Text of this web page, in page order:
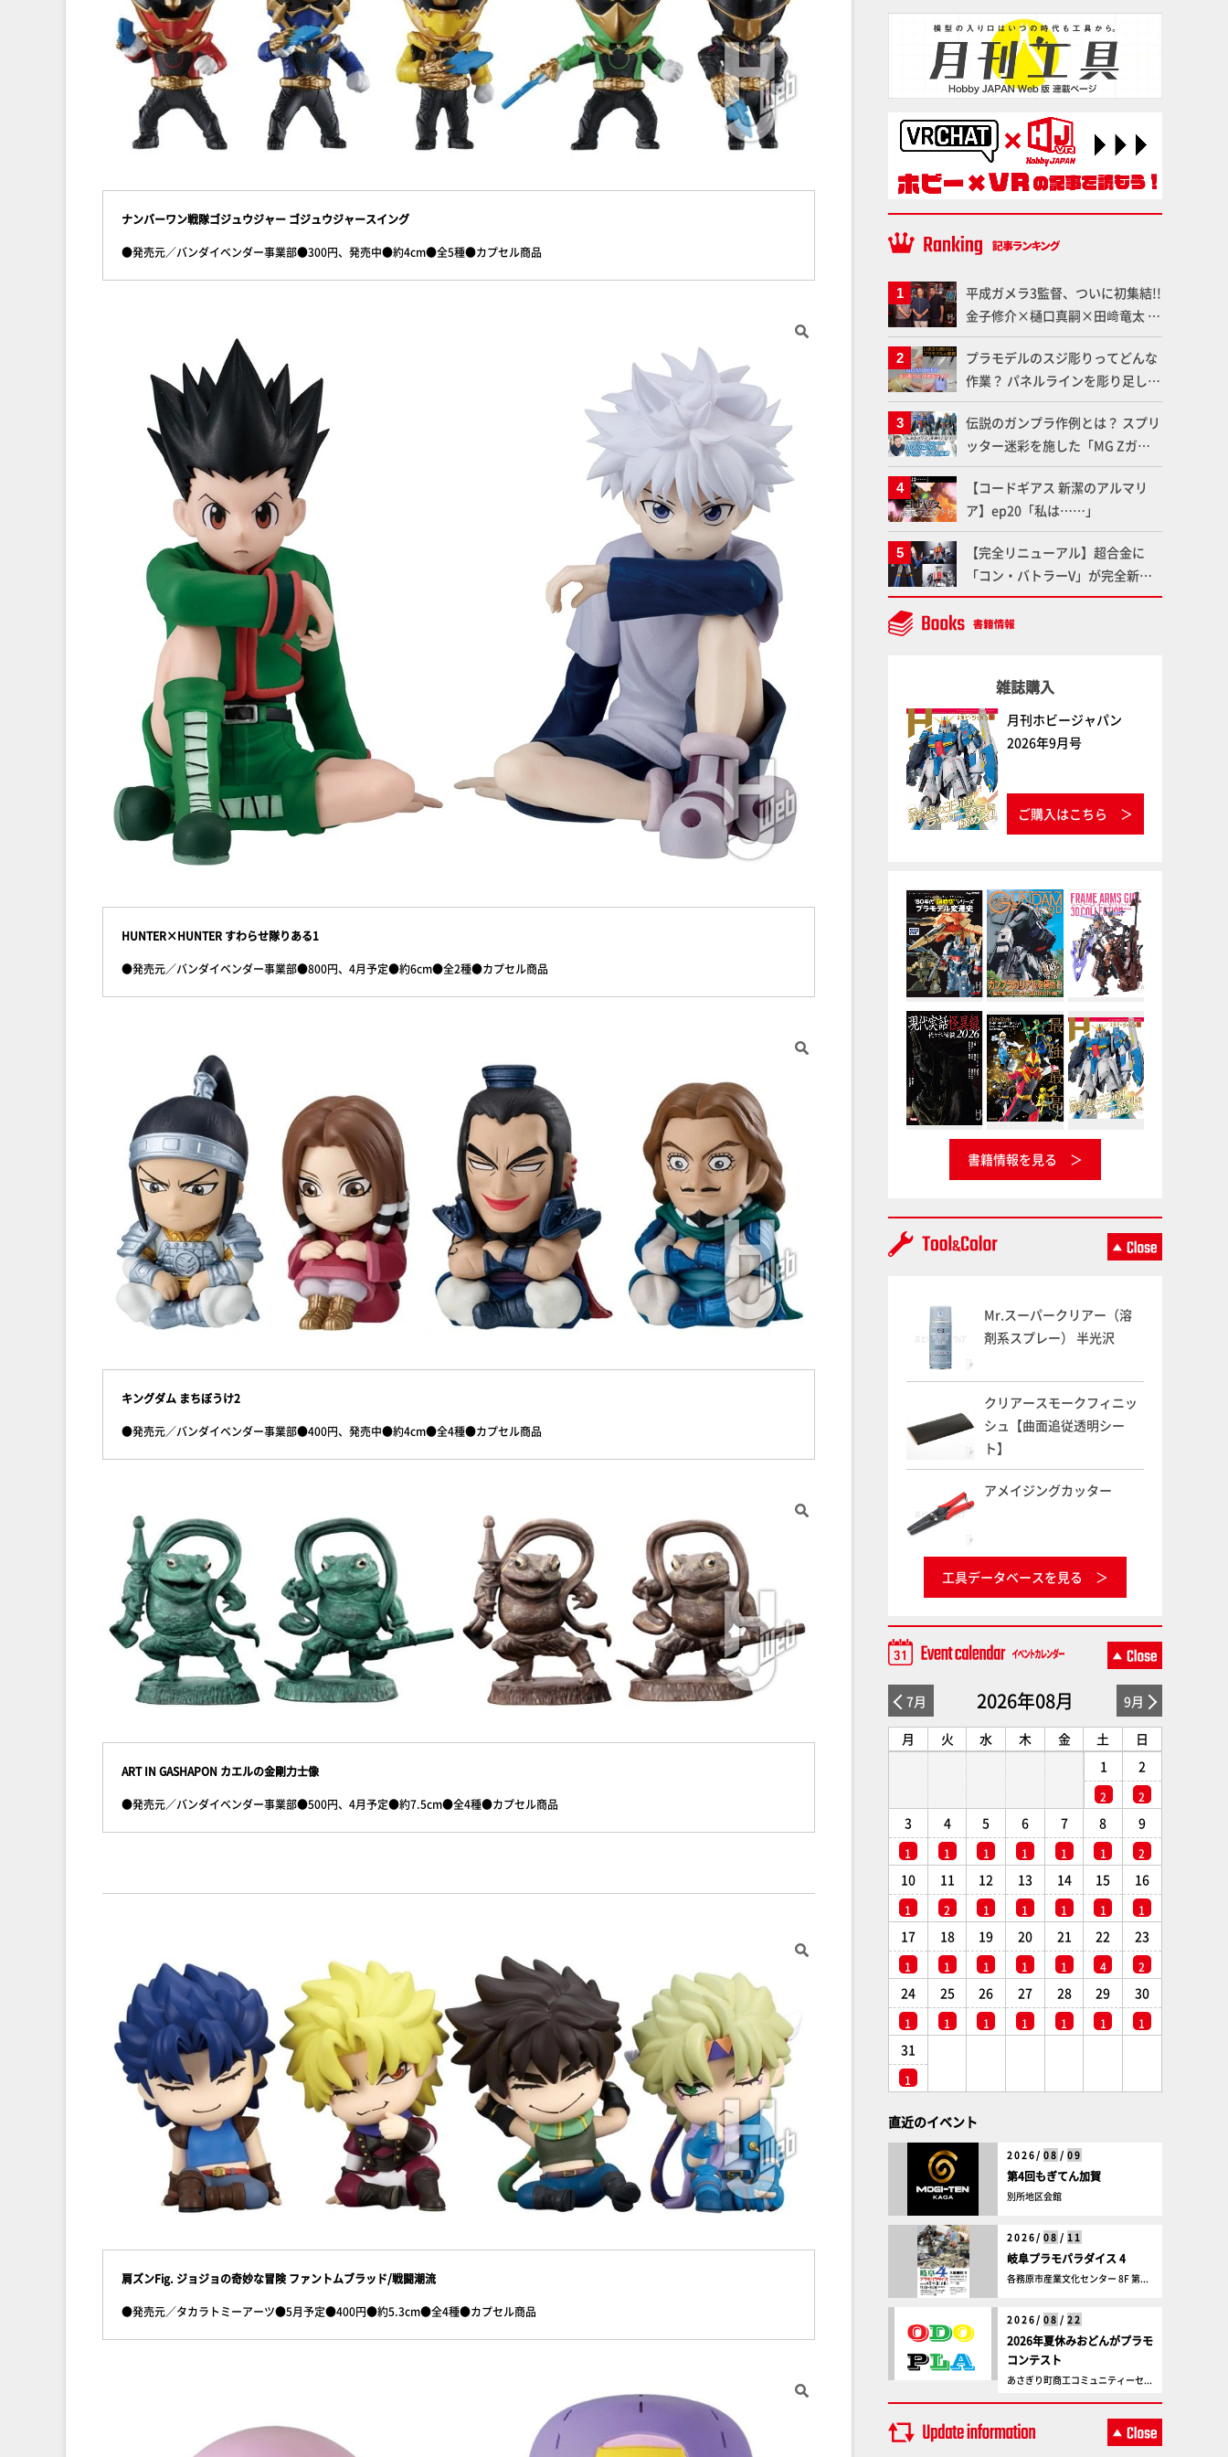
ナンバーワン戦隊ゴジュウジャー ゴジュウジャースイング
●発売元／バンダイベンダー事業部●300円、発売中●約4cm●全5種●カプセル商品
HUNTER×HUNTER すわらせ隊りある1
●発売元／バンダイベンダー事業部●800円、4月予定●約6cm●全2種●カプセル商品
キングダム まちぼうけ2
●発売元／バンダイベンダー事業部●400円、発売中●約4cm●全4種●カプセル商品
ART IN GASHAPON カエルの金剛力士像
●発売元／バンダイベンダー事業部●500円、4月予定●約7.5cm●全4種●カプセル商品
肩ズンFig. ジョジョの奇妙な冒険 ファントムブラッド/戦闘潮流
●発売元／タカラトミーアーツ●5月予定●400円●約5.3cm●全4種●カプセル商品
平成ガメラ3監督、ついに初集結!!
金子修介×樋口真嗣×田﨑竜太 4
体のガメラを未来へつなぐ特別鼎
談「ガメラ永久保存化プロジェク
ト FINAL」
プラモデルのスジ彫りってどんな
作業？ パネルラインを彫り足して
作品を映えさせよう！【いまさら
聞けないプラモデルの基礎：スジ
彫りとパネルライン】
伝説のガンプラ作例とは？ スプリ
ッター迷彩を施した「MG Zガン
ダム アムロ・レイ仕様機」をMAX
渡辺がふたたび塗る!!【試し読
み】
【コードギアス 新潔のアルマリ
ア】ep20「私は……」
【完全リニューアル】超合金に
「コン・バトラーV」が完全新規
造形で登場！気になる仕様を試作
品の撮り下ろしでご紹介!!さらに
雑誌購入
月刊ホビージャパン
2026年9月号
ご購入はこちら
書籍情報を見る
Mr.スーパークリアー（溶
剤系スプレー） 半光沢
クリアースモークフィニッ
シュ【曲面追従透明シー
ト】
アメイジングカッター
工具データベースを見る
7月 2026年08月 9月
月 火 水 木 金 土
日
1
2
2
2
3
1
4
1
5
1
6
1
7
1
8
1
9
2
10
1
11
2
12
1
13
1
14
1
15
1
16
1
17
1
18
1
19
1
20
1
21
1
22
4
23
2
24
1
25
1
26
1
27
1
28
1
29
1
30
1
31
1
直近のイベント
2026/ 08 / 09
第4回もぎてん加賀
別所地区会館
2026/ 08 / 11
岐阜プラモパラダイス 4
各務原市産業文化センター 8F 第...
2026/ 08 / 22
2026年夏休みおどんがプラモ
コンテスト
あさぎり町商工コミュニティーセ...